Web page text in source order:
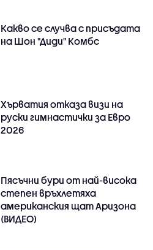
Какво се случва с присъдата
на Шон "Диди" Комбс
Хърватия отказа визи на
руски гимнастички за Евро
2026
Пясъчни бури от най-висока
степен връхлетяха
американския щат Аризона
(ВИДЕО)